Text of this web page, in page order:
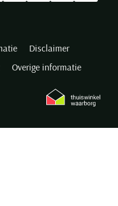
Disclaimer
Overige informatie